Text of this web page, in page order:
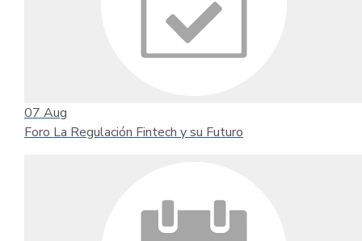
07 Aug
Foro La Regulación Fintech y su Futuro